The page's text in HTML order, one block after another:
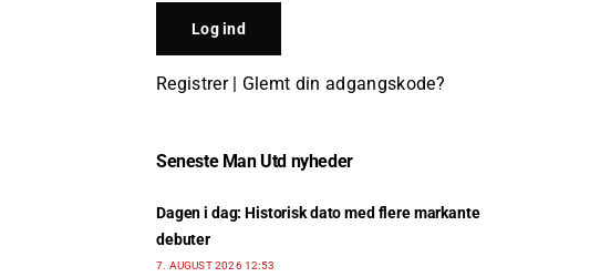
Registrer| Glemt din adgangskode?
Seneste Man Utd nyheder
Dagen i dag: Historisk dato med flere markante
debuter
7. AUGUST 2026 12:53